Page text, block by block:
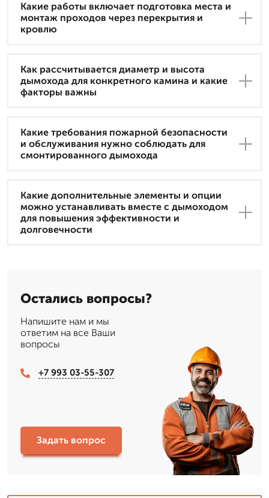
Какие работы включает подготовка места и
монтаж проходов через перекрытия и
кровлю
Как рассчитывается диаметр и высота
дымохода для конкретного камина и какие
факторы важны
Какие требования пожарной безопасности
и обслуживания нужно соблюдать для
смонтированного дымохода
Какие дополнительные элементы и опции
можно устанавливать вместе с дымоходом
для повышения эффективности и
долговечности
Остались вопросы?
Напишите нам и мы
ответим на все Ваши
вопросы
+7 993 03-55-307
Задать вопрос